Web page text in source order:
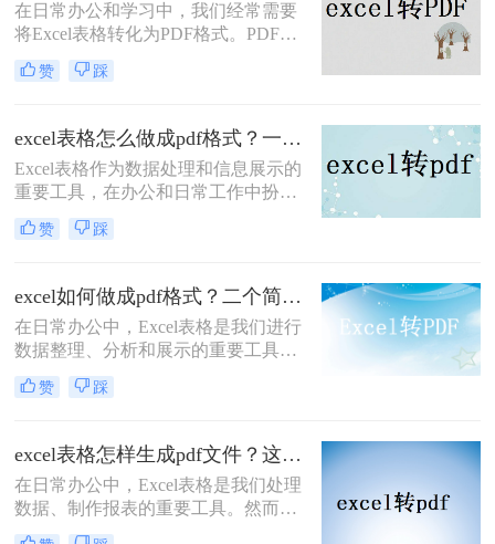
为PDF的方法，帮助您轻松实现这一
目标。
在日常办公和学习中，我们经常需要
将Excel表格转化为PDF格式。PDF文
件具有跨平台性、不易被篡改的特
点，能够确保表格数据的完整性和准
档。那么excel怎么转化成pdf呢？本文
将介绍两种将Excel表格转化为PDF的
实用方法，帮助您轻松实现这一目
标。
赞 踩
excel表格怎么做成pdf格式？一分钟教会你三个方法！
Excel表格作为数据处理和信息展示的
重要工具，在办公和日常工作中扮演
着举足轻重的角色。然而，有时我们
需要将Excel表格转换为PDF格式，以
式能够保持文档的原貌，确保在不同
平台和设备上呈现一致的效果。那么
excel表格怎么做成pdf格式呢？本文将
介绍三种将Excel表格转换为PDF格式
的实用方法，帮助您轻松实现这一需
求。
赞 踩
excel如何做成pdf格式？二个简单的方法教大家！
在日常办公中，Excel表格是我们进行
数据整理、分析和展示的重要工具。
然而，有时候我们需要将Excel表格转
换成PDF格式，以便于在不同的设备
PDF格式能够保持文档的原貌，不会
因软件版本或操作系统不同而导致格
式变化，这使得它成为了一种理想的
文件转换格式。本文将详细介绍excel
如何做成pdf格式，并分享一些实用技
赞 踩
excel表格怎样生成pdf文件？这三种方法教你轻松转换！
在日常办公中，Excel表格是我们处理
数据、制作报表的重要工具。然而，
有时我们需要将Excel表格以PDF格式